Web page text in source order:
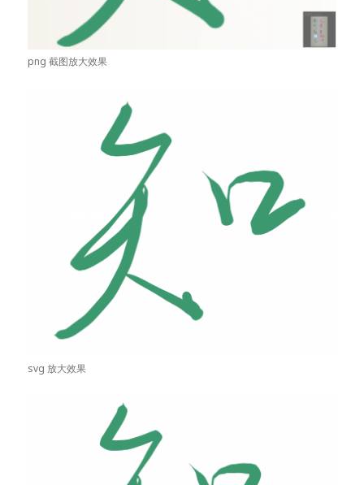
png 截图放大效果
svg 放大效果